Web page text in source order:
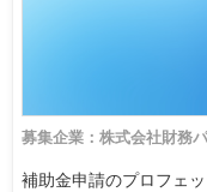
募集企業：株式会社財務
補助金申請のプロフェ